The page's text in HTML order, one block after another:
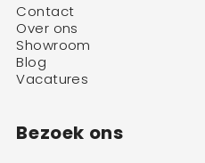
Contact
Over ons
Showroom
Blog
Vacatures
Bezoek ons